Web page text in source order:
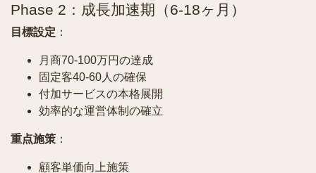
Phase 2：成長加速期（6-18ヶ月）
目標設定 ：
月商70-100万円の達成
固定客40-60人の確保
付加サービスの本格展開
効率的な運営体制の確立
重点施策 ：
顧客単価向上施策